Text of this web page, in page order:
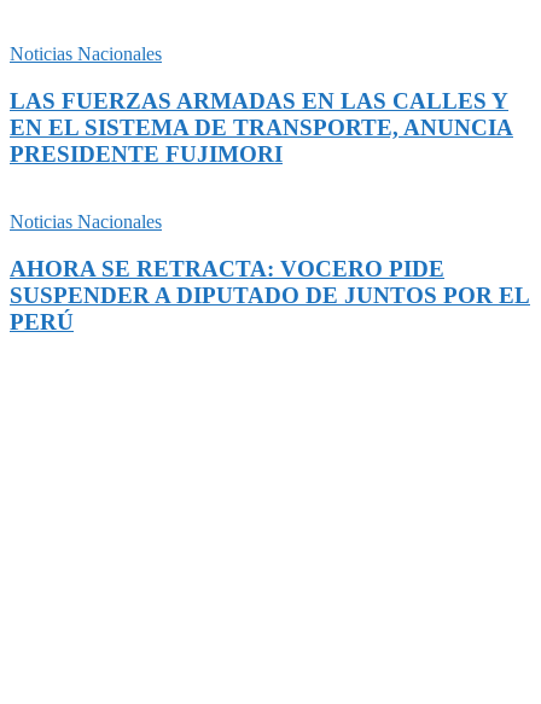
Noticias Nacionales
LAS FUERZAS ARMADAS EN LAS CALLES Y
EN EL SISTEMA DE TRANSPORTE, ANUNCIA
PRESIDENTE FUJIMORI
Noticias Nacionales
AHORA SE RETRACTA: VOCERO PIDE
SUSPENDER A DIPUTADO DE JUNTOS POR EL
PERÚ